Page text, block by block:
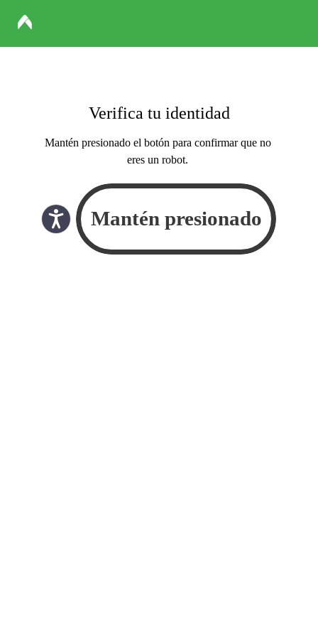
Verifica tu identidad
Mantén presionado el botón para confirmar que no
eres un robot.